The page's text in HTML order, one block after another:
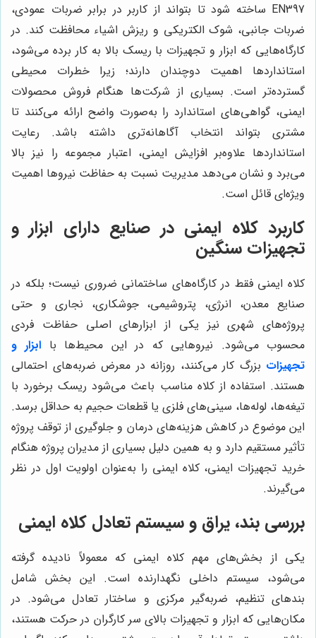
EN397 ساخته شود تا بتواند از کاربر در برابر ضربات عمودی،
ضربات جانبی، شوک الکتریکی و ریزش اشیاء محافظت کند. در
کارگاه‌هایی که ابزار و تجهیزات با ریسک بالا به کار برده می‌شود،
استانداردها اهمیت دوچندان دارند؛ زیرا خطرات محیطی
گسترده‌تر است. بسیاری از شرکت‌ها هنگام فروش محصولات
ایمنی، گواهی‌های استاندارد را به‌صورت واضح ارائه می‌کنند تا
مشتری بتواند انتخاب آگاهانه‌تری داشته باشد. رعایت
استانداردها علاوه‌بر افزایش ایمنی، اعتبار مجموعه را نیز بالا
می‌برد و نشان می‌دهد مدیریت نسبت به حفاظت نیروها اهمیت
ویژه‌ای قائل است.
کاربرد کلاه ایمنی در صنایع دارای ابزار و
تجهیزات سنگین
کلاه ایمنی فقط در کارگاه‌های ساختمانی ضروری نیست؛ بلکه در
صنایع معدن، انرژی، پتروشیمی، جوشکاری، نجاری و حتی
پروژه‌های شهری نیز یکی از ابزارهای اصلی حفاظت فردی
محسوب می‌شود. نیروهایی که در این محیط‌ها با ابزار و
تجهیزات بزرگ کار می‌کنند، روزانه در معرض ضربه‌های احتمالی
هستند. استفاده از کلاه مناسب باعث می‌شود ریسک برخورد با
تیغه‌ها، لوله‌ها، سینی‌های فلزی یا قطعات حجیم به حداقل برسد.
این موضوع در کاهش هزینه‌های درمان و جلوگیری از توقف پروژه
تأثیر مستقیم دارد و به همین دلیل بسیاری از مدیران پروژه هنگام
خرید تجهیزات ایمنی، کلاه ایمنی را به‌عنوان اولویت اول در نظر
می‌گیرند.
بررسی بند، یراق و سیستم تعادل کلاه ایمنی
یکی از بخش‌های مهم کلاه ایمنی که معمولاً نادیده گرفته
می‌شود، سیستم داخلی نگهدارنده است. این بخش شامل
بندهای تنظیم، ضربه‌گیر مرکزی و ساختار تعادل می‌شود. در
مکان‌هایی که ابزار و تجهیزات بالای سر کارگران در حرکت هستند،